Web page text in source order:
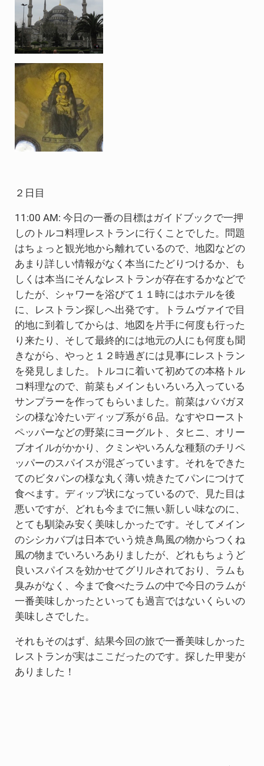
２日目
11:00 AM: 今日の一番の目標はガイドブックで一押
しのトルコ料理レストランに行くことでした。問題
はちょっと観光地から離れているので、地図などの
あまり詳しい情報がなく本当にたどりつけるか、も
しくは本当にそんなレストランが存在するかなどで
したが、シャワーを浴びて１１時にはホテルを後
に、レストラン探しへ出発です。トラムヴァイで目
的地に到着してからは、地図を片手に何度も行った
り来たり、そして最終的には地元の人にも何度も聞
きながら、やっと１２時過ぎには見事にレストラン
を発見しました。トルコに着いて初めての本格トル
コ料理なので、前菜もメインもいろいろ入っている
サンプラーを作ってもらいました。前菜はババガヌ
シの様な冷たいディップ系が６品。なすやロースト
ペッパーなどの野菜にヨーグルト、タヒニ、オリー
ブオイルがかかり、クミンやいろんな種類のチリペ
ッパーのスパイスが混ざっています。それをできた
てのビタパンの様な丸く薄い焼きたてパンにつけて
食べます。ディップ状になっているので、見た目は
悪いですが、どれも今までに無い新しい味なのに、
とても馴染み安く美味しかったです。そしてメイン
のシシカバブは日本でいう焼き鳥風の物からつくね
風の物までいろいろありましたが、どれもちょうど
良いスパイスを効かせてグリルされており、ラムも
臭みがなく、今まで食べたラムの中で今日のラムが
一番美味しかったといっても過言ではないくらいの
美味しさでした。
それもそのはず、結果今回の旅で一番美味しかった
レストランが実はここだったのです。探した甲斐が
ありました！